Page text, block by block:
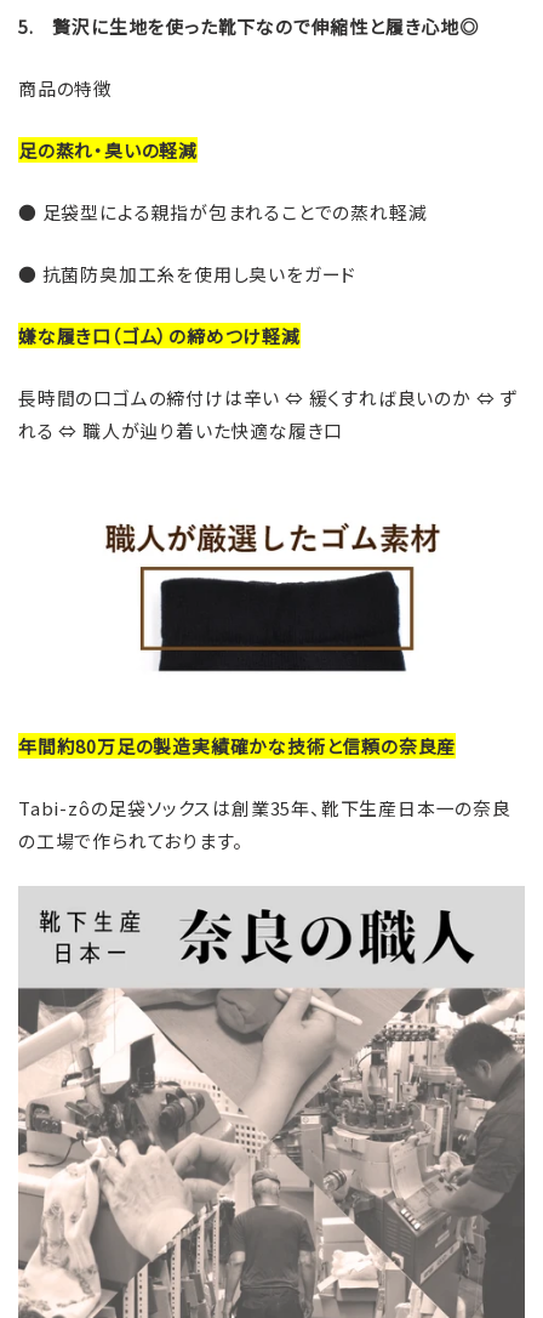
5. 贅沢に生地を使った靴下なので伸縮性と履き心地◎
商品の特徴
足の蒸れ・臭いの軽減
● 足袋型による親指が包まれることでの蒸れ軽減
● 抗菌防臭加工糸を使用し臭いをガード
嫌な履き口（ゴム）の締めつけ軽減
長時間の口ゴムの締付けは辛い ⇔ 緩くすれば良いのか ⇔ ず
れる ⇔ 職人が辿り着いた快適な履き口
年間約80万足の製造実績確かな技術と信頼の奈良産
Tabi-zôの足袋ソックスは創業35年、 靴下生産日本一の奈良
の工場で作られております。